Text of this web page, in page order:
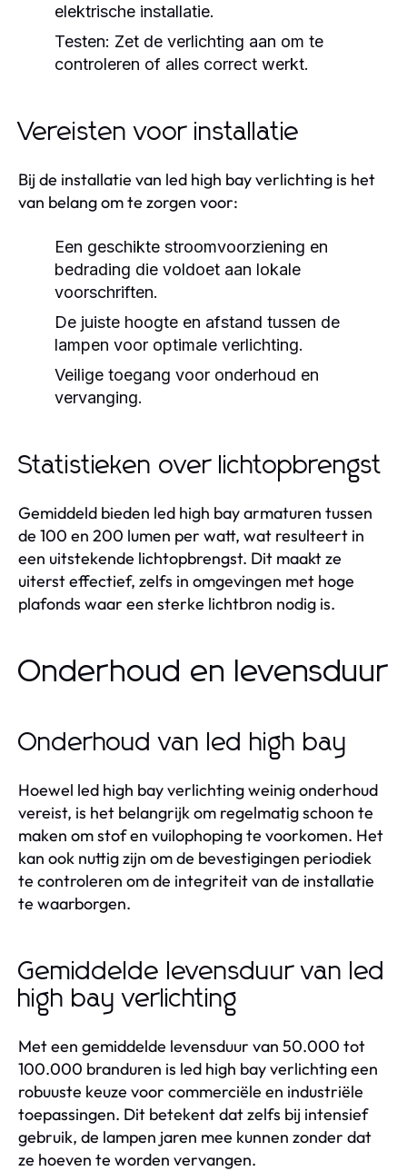
elektrische installatie.
Testen: Zet de verlichting aan om te
controleren of alles correct werkt.
Vereisten voor installatie
Bij de installatie van led high bay verlichting is het
van belang om te zorgen voor:
Een geschikte stroomvoorziening en
bedrading die voldoet aan lokale
voorschriften.
De juiste hoogte en afstand tussen de
lampen voor optimale verlichting.
Veilige toegang voor onderhoud en
vervanging.
Statistieken over lichtopbrengst
Gemiddeld bieden led high bay armaturen tussen
de 100 en 200 lumen per watt, wat resulteert in
een uitstekende lichtopbrengst. Dit maakt ze
uiterst effectief, zelfs in omgevingen met hoge
plafonds waar een sterke lichtbron nodig is.
Onderhoud en levensduur
Onderhoud van led high bay
Hoewel led high bay verlichting weinig onderhoud
vereist, is het belangrijk om regelmatig schoon te
maken om stof en vuilophoping te voorkomen. Het
kan ook nuttig zijn om de bevestigingen periodiek
te controleren om de integriteit van de installatie
te waarborgen.
Gemiddelde levensduur van led
high bay verlichting
Met een gemiddelde levensduur van 50.000 tot
100.000 branduren is led high bay verlichting een
robuuste keuze voor commerciële en industriële
toepassingen. Dit betekent dat zelfs bij intensief
gebruik, de lampen jaren mee kunnen zonder dat
ze hoeven te worden vervangen.